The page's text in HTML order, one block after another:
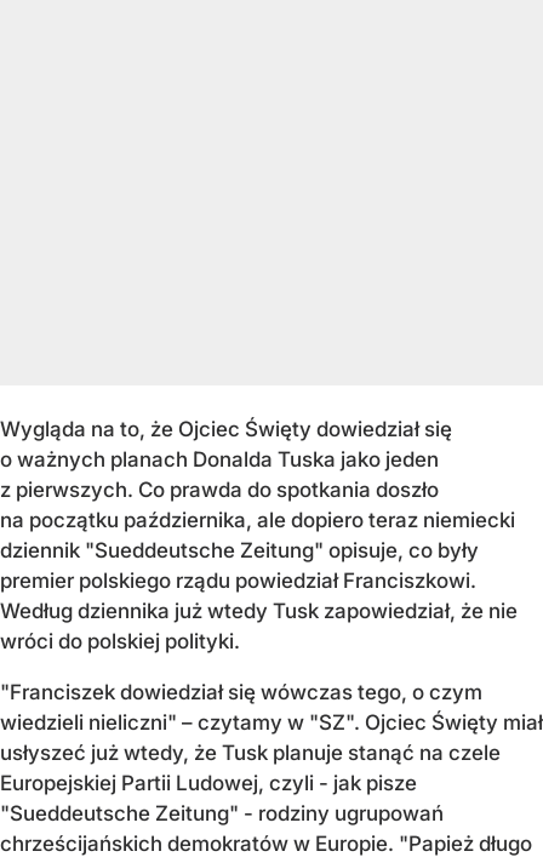
Wygląda na to, że Ojciec Święty dowiedział się
o ważnych planach Donalda Tuska jako jeden
z pierwszych. Co prawda do spotkania doszło
na początku października, ale dopiero teraz niemiecki
dziennik "Sueddeutsche Zeitung" opisuje, co były
premier polskiego rządu powiedział Franciszkowi.
Według dziennika już wtedy Tusk zapowiedział, że nie
wróci do polskiej polityki.
"Franciszek dowiedział się wówczas tego, o czym
wiedzieli nieliczni" – czytamy w "SZ". Ojciec Święty miał
usłyszeć już wtedy, że Tusk planuje stanąć na czele
Europejskiej Partii Ludowej, czyli - jak pisze
"Sueddeutsche Zeitung" - rodziny ugrupowań
chrześcijańskich demokratów w Europie. "Papież długo